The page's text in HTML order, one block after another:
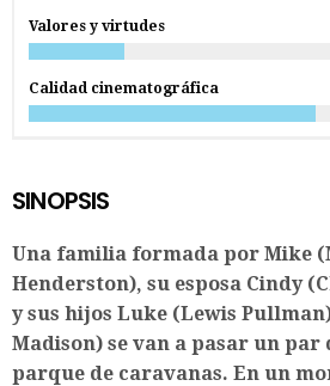
Valores y virtudes
Calidad cinematográfica
SINOPSIS
Una familia formada por Mike
Henderston), su esposa Cindy
y sus hijos Luke (Lewis
Madison) se van a pasar un par
parque de caravanas. En un